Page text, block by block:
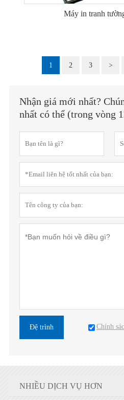
Máy in tranh
1 2 3 >
Nhận giá mới nhất?
nhất có thể (trong vòng
Đệ trình Chính
NHIỀU DỊCH VỤ HƠN